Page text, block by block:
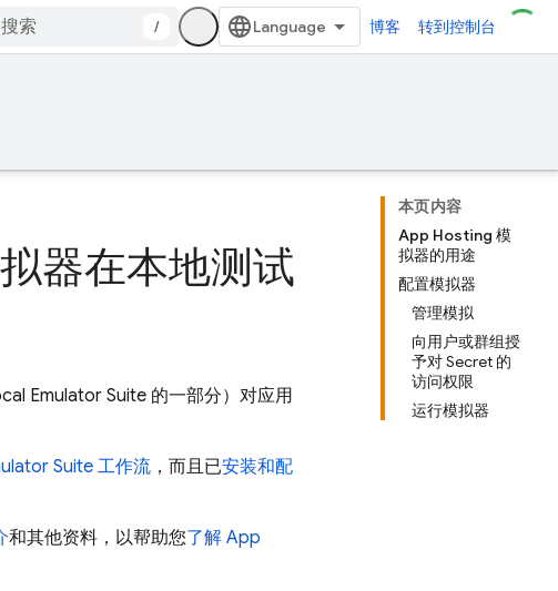
/ 博客 转到控制台
本页内容
App Hosting 模
拟器的用途
配置模拟器
管理模拟
向用户或群组授
予对 Secret 的
访问权限
运行模拟器
器在本地测试
Emulator Suite 的一部分）对应用
Suite工作流 ，而且已安装和配
和其他资料，以帮助您了解 App